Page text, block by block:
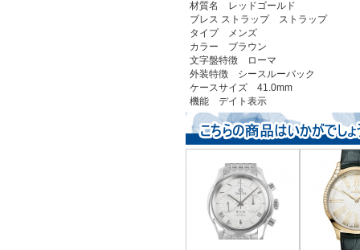
材質名 レッドゴールド
ブレス ストラップ ストラップ
タイプ メンズ
カラー ブラウン
文字盤特徴 ローマ
外装特徴 シースルーバック
ケースサイズ 41.0mm
機能 デイト表示